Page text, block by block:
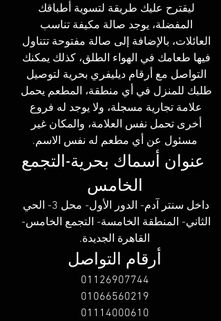
ليقترح عليك طريقة لتسوية أطباقك
المفضلة، يوجد صالة مكيفة تناسب
العائلات، بالإضافة إلى صالة مفتوحة تتناول
فيها طعامك في الهواء الطلق، كذلك يمكنك
التواصل مع أرقام ديليفري بحرية لتوصيل
طلبك للمنزل في أي منطقة، المطعم يحمل
علامة تجارية مسجلة، ولا يوجد له فروع
أخرى تحمل نفس العلامة، والمكان غير
مسئول عن أي مطعم له نفس الاسم.
عنوان أسماك بحرية-التجمع
الخامس
داخل سنتر آدم- الدور الأول- محل 3- الحي
الثاني- المنطقة الخامسة- التجمع الخامس-
القاهرة الجديدة.
أرقام التواصل
01126907744
01066560219
01114000610